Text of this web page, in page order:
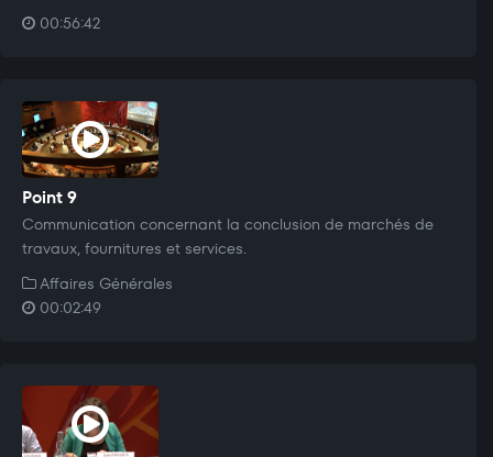
00:56:42
Point 9
Communication concernant la conclusion de marchés de
travaux, fournitures et services.
Affaires Générales
00:02:49